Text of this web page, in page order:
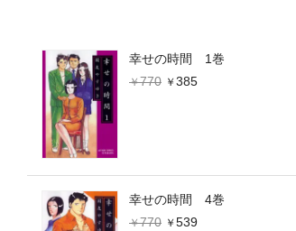
幸せの時間 1巻
770
385
幸せの時間 4巻
770
539